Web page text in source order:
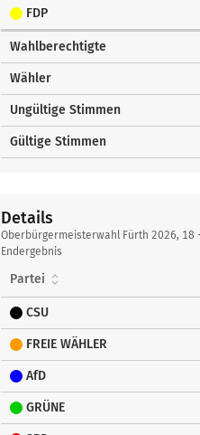
FDP
Wahlberechtigte
Wähler
Ungültige Stimmen
Gültige Stimmen
Details
Details
Oberbürgermeisterwahl Fürth 2026, 18
Endergebnis
Partei
CSU
FREIE WÄHLER
AfD
GRÜNE